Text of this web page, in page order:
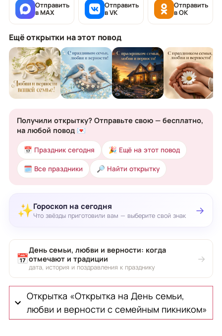
Отправить
в MAX
Отправить
в VK
Отправить
в OK
Ещё открытки на этот повод
Получили открытку? Отправьте свою — бесплатно,
на любой повод 💌
📅 Праздник сегодня 🎉 Ещё на этот повод
🗓 Все праздники 🔎 Найти открытку
✨Гороскоп на сегодня
Что звёзды приготовили вам — выберите свой знак →
📅
День семьи, любви и верности: когда
отмечают и традиции
дата, история и поздравления к празднику
→
Открытка «Открытка на День семьи,
любви и верности с семейным пикником»